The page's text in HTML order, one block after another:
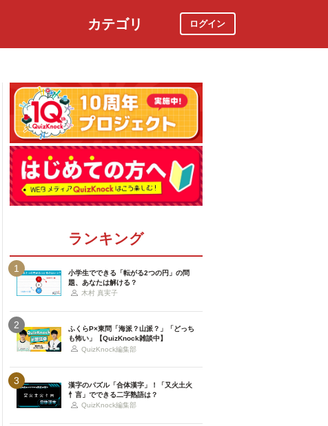
カテゴリ ログイン
ランキング
1
小学生でできる「転がる2つの円」の問
題、あなたは解ける？
木村 真実子
2
ふくらP×東問「海派？山派？」「どっち
も怖い」【QuizKnock雑談中】
QuizKnock編集部
3
漢字のパズル「合体漢字」！「又火土火
忄言」でできる二字熟語は？
QuizKnock編集部